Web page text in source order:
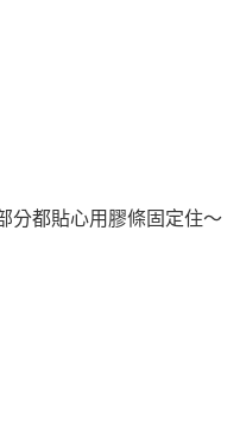
分都貼心用膠條固定住～